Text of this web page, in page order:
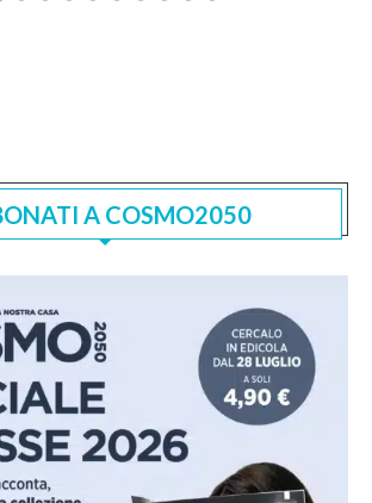
A COSMO2050